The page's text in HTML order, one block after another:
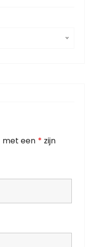
met een * zijn